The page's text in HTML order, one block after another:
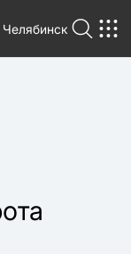
Челябинск